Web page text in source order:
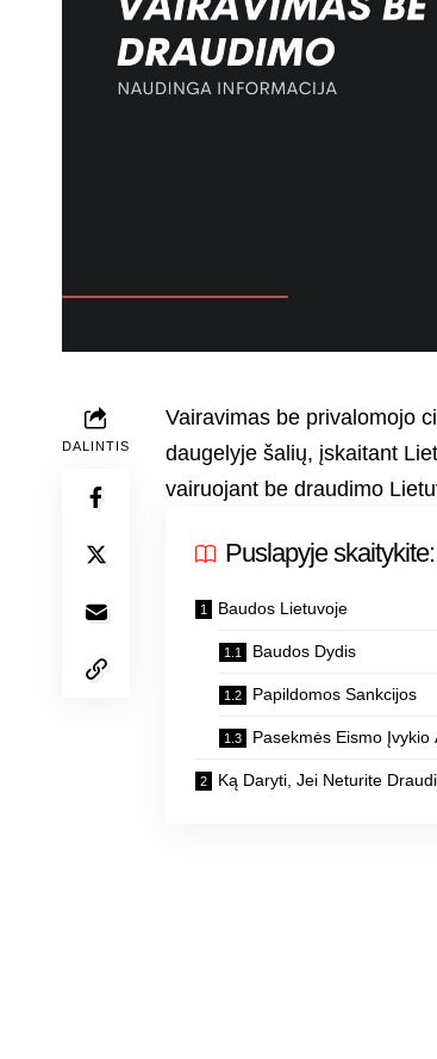
DALINTIS
Vairavimas be privalomojo
daugelyje šalių, įskaitant
vairuojant be draudimo
Puslapyje skaitykite:
Baudos Lietuvoje
Baudos Dydis
Papildomos Sankcijos
Pasekmės Eismo Įvykio
Ką Daryti, Jei Neturite